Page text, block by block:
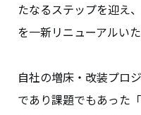
たなるステップを迎え
を一新リニューアルいた
自社の増床・改装プロ
であり課題でもあった